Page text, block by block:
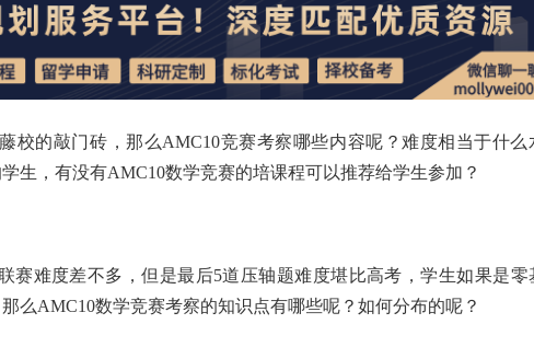
校的敲门砖，那么AMC10竞赛考察哪些内容呢？难度相当于什么
生，有没有AMC10数学竞赛的培课程可以推荐给学生参加？
赛难度差不多，但是最后5道压轴题难度堪比高考，学生如果是零
么AMC10数学竞赛考察的知识点有哪些呢？如何分布的呢？